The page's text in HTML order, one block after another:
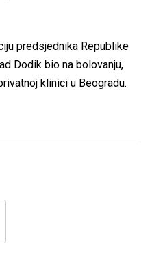
predsjednika Republike
Dodik bio na bolovanju,
klinici u Beogradu.